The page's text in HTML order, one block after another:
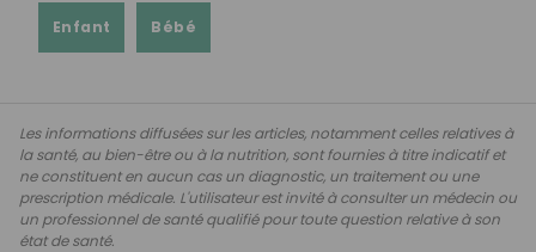
Enfant Bébé
Les informations diffusées sur les articles, notamment celles relatives à
la santé, au bien-être ou à la nutrition, sont fournies à titre indicatif et
ne constituent en aucun cas un diagnostic, un traitement ou une
prescription médicale. L'utilisateur est invité à consulter un médecin ou
un professionnel de santé qualifié pour toute question relative à son
état de santé.